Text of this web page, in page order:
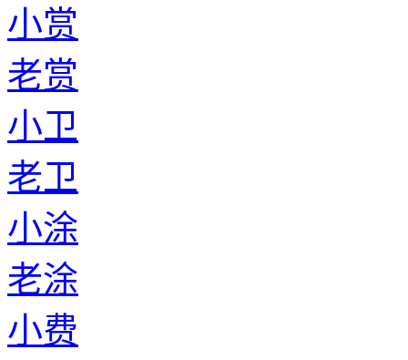
小赏
老赏
小卫
老卫
小涂
老涂
小费